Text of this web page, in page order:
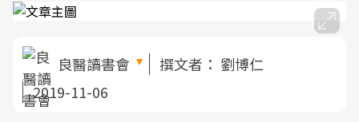
良醫讀書會 撰文者： 劉博仁
2019-11-06